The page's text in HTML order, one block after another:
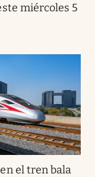
miércoles 5
el tren bala